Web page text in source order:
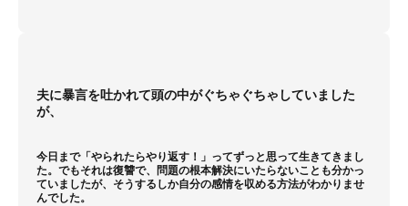
夫に暴言を吐かれて頭の中がぐちゃぐちゃしていました
が、
今日まで「やられたらやり返す！」ってずっと思って生きてきまし
た。でもそれは復讐で、問題の根本解決にいたらないことも分かっ
ていましたが、そうするしか自分の感情を収める方法がわかりませ
んでした。